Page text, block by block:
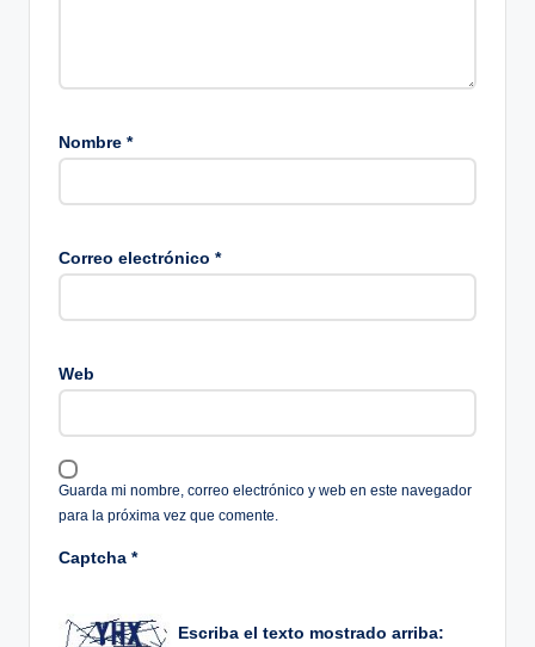
Nombre *
Correo electrónico *
Web
Guarda mi nombre, correo electrónico y web en este navegador
para la próxima vez que comente.
Captcha *
Escriba el texto mostrado arriba: